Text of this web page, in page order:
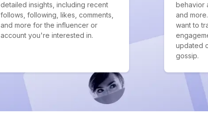
detailed insights, including recent
follows, following, likes, comments,
and more for the influencer or
account you're interested in.
behavior
and
want to
updated
gossip.